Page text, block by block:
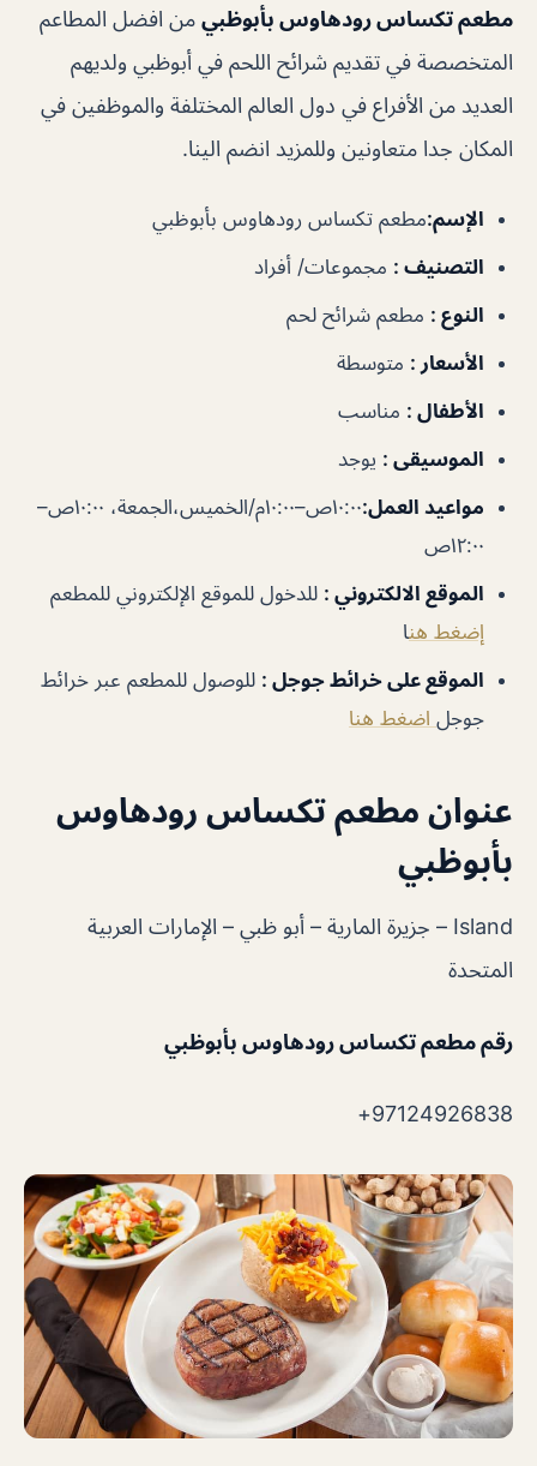
مطعم تكساس رودهاوس بأبوظبي من افضل المطاعم
المتخصصة في تقديم شرائح اللحم في أبوظبي ولديهم
العديد من الأفراع في دول العالم المختلفة والموظفين في
المكان جدا متعاونين وللمزيد انضم الينا.
الإسم:مطعم تكساس رودهاوس بأبوظبي
التصنيف : مجموعات/ أفراد
النوع : مطعم شرائح لحم
الأسعار : متوسطة
الأطفال : مناسب
الموسيقى : يوجد
مواعيد العمل:
١٠:٠٠ص–١٠:٠٠م/الخميس،الجمعة، ١٠:٠٠ص–
١٢:٠٠ص
الموقع الالكتروني : للدخول للموقع الإلكتروني للمطعم
إضغط هنا
الموقع على خرائط جوجل : للوصول للمطعم عبر خرائط
جوجل اضغط هنا
عنوان مطعم تكساس رودهاوس
بأبوظبي
Island – جزيرة المارية – أبو ظبي – الإمارات العربية
المتحدة
رقم مطعم تكساس رودهاوس بأبوظبي
97124926838+